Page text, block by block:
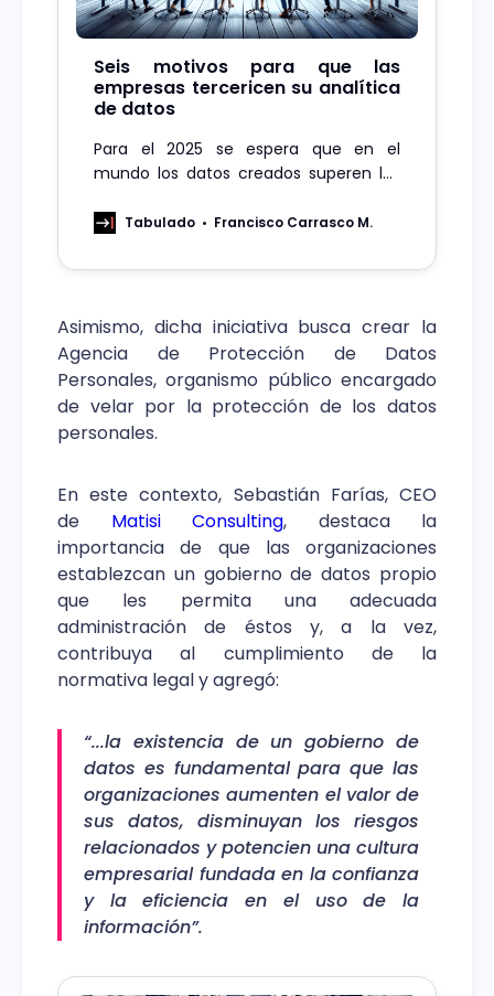
Seis motivos para que las
empresas tercericen su analítica
de datos
Para el 2025 se espera que en el
mundo los datos creados superen los
redes sociales, Internet de las Cosas y
Tabulado Francisco Carrasco M.
Asimismo, dicha iniciativa busca crear la
Agencia de Protección de Datos
Personales, organismo público encargado
de velar por la protección de los datos
personales.
En este contexto, Sebastián Farías, CEO
de Matisi Consulting, destaca la
importancia de que las organizaciones
establezcan un gobierno de datos propio
que les permita una adecuada
administración de éstos y, a la vez,
contribuya al cumplimiento de la
normativa legal y agregó:
“...la existencia de un gobierno de
datos es fundamental para que las
organizaciones aumenten el valor de
sus datos, disminuyan los riesgos
relacionados y potencien una cultura
empresarial fundada en la confianza
y la eficiencia en el uso de la
información”.